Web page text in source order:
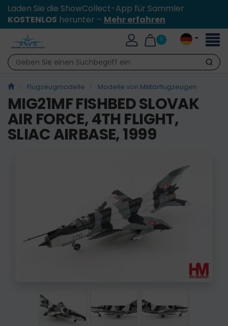
Laden Sie die ShowCollect-App für Sammler
KOSTENLOS herunter – Mehr erfahren
0
Suche
Flugzeugmodelle Modelle von Militärflugzeugen
MIG21MF FISHBED SLOVAK
AIR FORCE, 4TH FLIGHT,
SLIAC AIRBASE, 1999